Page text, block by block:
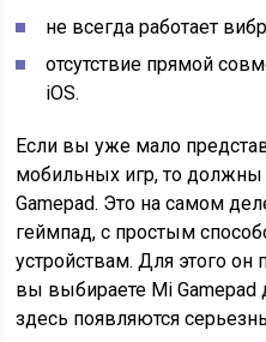
не всегда работает
отсутствие прямой
iOS.
Если вы уже мало
мобильных игр, то должны
Gamepad. Это на самом
геймпад, с простым
устройствам. Для этого
вы выбираете Mi
здесь появляются